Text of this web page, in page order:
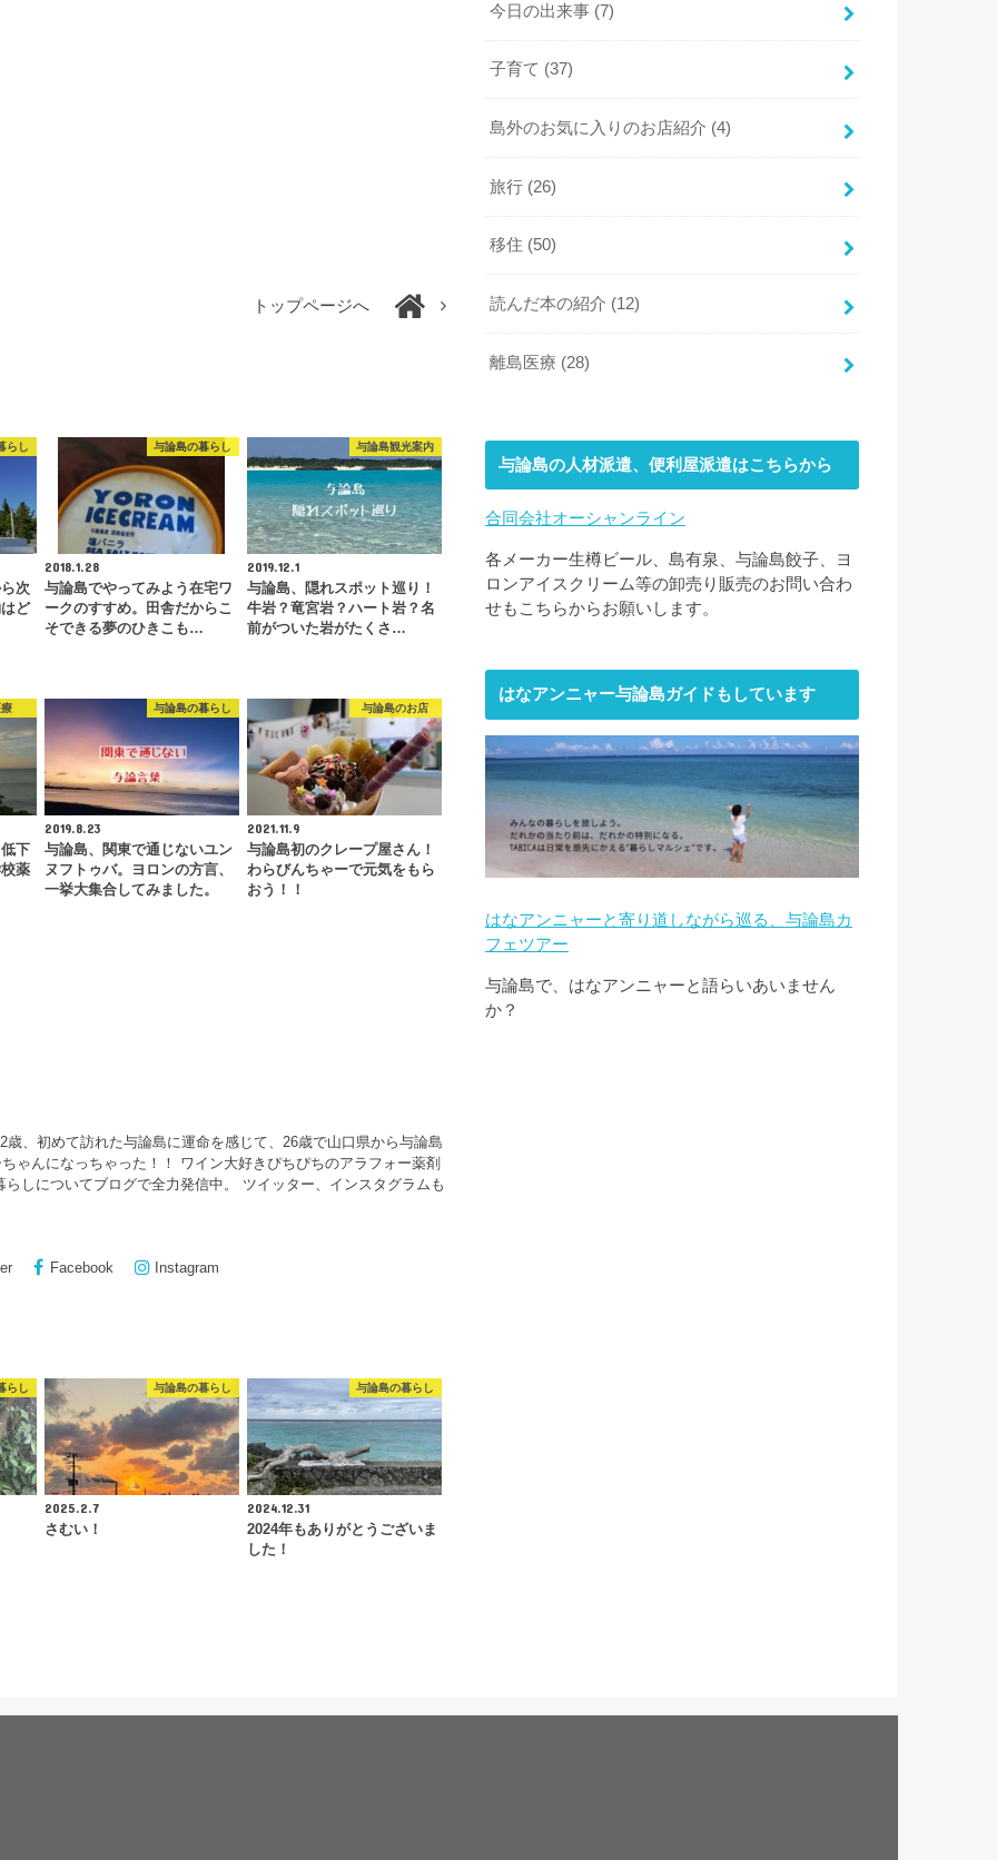
トップページへ
らし
次
ど
与論島の暮らし
2018.1.28
与論島でやってみよう在宅ワ
ークのすすめ。田舎だからこ
そできる夢のひきこも…
与論島観光案内
2019.12.1
与論島、隠れスポット巡り！
牛岩？竜宮岩？ハート岩？名
前がついた岩がたくさ…
下
薬
与論島の暮らし
2019.8.23
与論島、関東で通じないユン
ヌフトゥバ。ヨロンの方言、
一挙大集合してみました。
与論島のお店
2021.11.9
与論島初のクレープ屋さん！
わらびんちゃーで元気をもら
おう！！
、初めて訪れた与論島に運命を感じて、26歳で山口県から与論島
ゃんになっちゃった！！ ワイン大好きぴちぴちのアラフォー薬剤
しについてブログで全力発信中。 ツイッター、インスタグラムも
Facebook Instagram
らし 与論島の暮らし
2025.2.7
さむい！
与論島の暮らし
2024.12.31
2024年もありがとうございま
した！
今日の出来事 (7)
子育て (37)
島外のお気に入りのお店紹介 (4)
旅行 (26)
移住 (50)
読んだ本の紹介 (12)
離島医療 (28)
与論島の人材派遣、便利屋派遣はこちらから
合同会社オーシャンライン
各メーカー生樽ビール、島有泉、与論島餃子、ヨ
ロンアイスクリーム等の卸売り販売のお問い合わ
せもこちらからお願いします。
はなアンニャー与論島ガイドもしています
はなアンニャーと寄り道しながら巡る、与論島カ
フェツアー
与論島で、はなアンニャーと語らいあいません
か？